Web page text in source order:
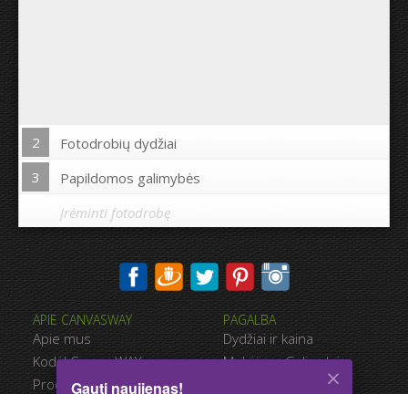
2
Fotodrobių dydžiai
3
Papildomos galimybės
Spausdinti nuotrauką drobės kraštuose:
Ne
Atstumas tarp nuotraukų:
Įrėminti fotodrobę
APIE CANVASWAY
Apie mus
Kodėl CanvasWAY
Produkto Kokybė
PAGALBA
Dydžiai ir kaina
Mokėjimo Galimybės
Gauti naujienas!